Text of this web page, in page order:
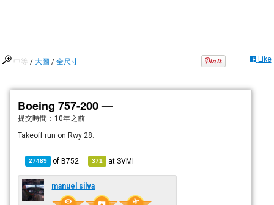
中等 /大圖 /全尺寸 Like
Boeing 757-200 —
提交時間： 10年之前
Takeoff run on Rwy 28.
27489 ofB752 371 atSVMI
manuel silva